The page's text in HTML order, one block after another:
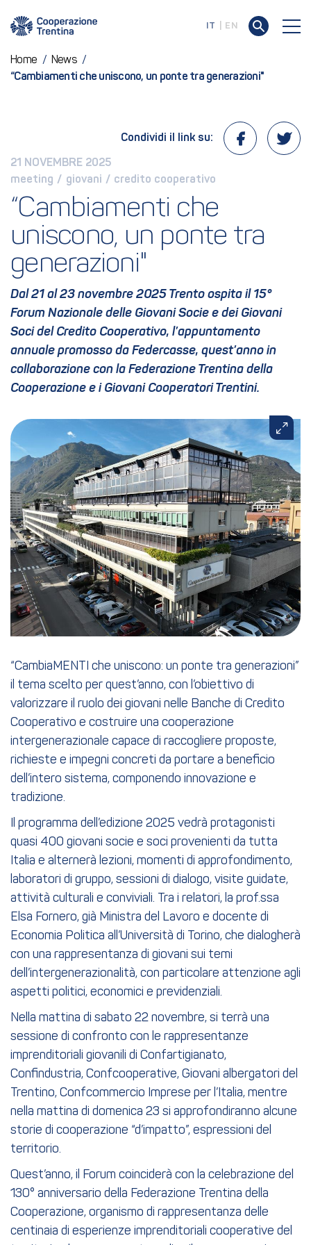
IT EN
Home / News /
“Cambiamenti che uniscono, un ponte tra generazioni"
21 NOVEMBRE 2025
meeting / giovani / credito cooperativo
Condividi il link su:
“Cambiamenti che
uniscono, un ponte tra
generazioni"
Dal 21 al 23 novembre 2025 Trento ospita il 15°
Forum Nazionale delle Giovani Socie e dei Giovani
Soci del Credito Cooperativo, l’appuntamento
annuale promosso da Federcasse, quest’anno in
collaborazione con la Federazione Trentina della
Cooperazione e i Giovani Cooperatori Trentini.
“CambiaMENTI che uniscono: un ponte tra generazioni”
il tema scelto per quest’anno, con l’obiettivo di
valorizzare il ruolo dei giovani nelle Banche di Credito
Cooperativo e costruire una cooperazione
intergenerazionale capace di raccogliere proposte,
richieste e impegni concreti da portare a beneficio
dell’intero sistema, componendo innovazione e
tradizione.
Il programma dell’edizione 2025 vedrà protagonisti
quasi 400 giovani socie e soci provenienti da tutta
Italia e alternerà lezioni, momenti di approfondimento,
laboratori di gruppo, sessioni di dialogo, visite guidate,
attività culturali e conviviali. Tra i relatori, la prof.ssa
Elsa Fornero, già Ministra del Lavoro e docente di
Economia Politica all’Università di Torino, che dialogherà
con una rappresentanza di giovani sui temi
dell’intergenerazionalità, con particolare attenzione agli
aspetti politici, economici e previdenziali.
Nella mattina di sabato 22 novembre, si terrà una
sessione di confronto con le rappresentanze
imprenditoriali giovanili di Confartigianato,
Confindustria, Confcooperative, Giovani albergatori del
Trentino, Confcommercio Imprese per l’Italia, mentre
nella mattina di domenica 23 si approfondiranno alcune
storie di cooperazione “d’impatto”, espressioni del
territorio.
Quest’anno, il Forum coinciderà con la celebrazione del
130° anniversario della Federazione Trentina della
Cooperazione, organismo di rappresentanza delle
centinaia di esperienze imprenditoriali cooperative del